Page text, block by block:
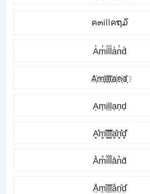
ค๓illคຖ໓
A̾m̾i̾l̾l̾a̾n̾d̾
A҉m҉i҉l҉l҉a҉n҉d҉
A͎m͎i͎l͎l͎a͎n͎d͎
A͓̽m͓̽i͓̽l͓̽l͓̽a͓̽n͓̽d͓̽
A͛m͛i͛l͛l͛a͛n͛d͛
Å̤m̤̊i̤̊l̤̊l̤̊å̤n̤̊d̤̊